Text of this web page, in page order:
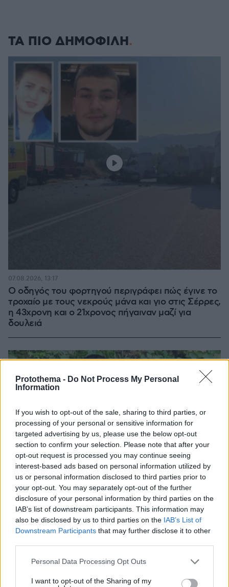
Protothema - Do Not Process My Personal
Information
If you wish to opt-out of the sale, sharing to third parties, or
processing of your personal or sensitive information for
targeted advertising by us, please use the below opt-out
section to confirm your selection. Please note that after your
opt-out request is processed you may continue seeing
interest-based ads based on personal information utilized by
us or personal information disclosed to third parties prior to
your opt-out. You may separately opt-out of the further
disclosure of your personal information by third parties on the
IAB’s list of downstream participants. This information may
also be disclosed by us to third parties on the IAB’s List of
Downstream Participants that may further disclose it to other
Please note that this website/app uses one or more Google
not limited to your visit or usage behaviour. You may click to
Personal Data Processing Opt Outs
I want to opt-out of the Sharing of my
ΤΑ ΠΙΟ ΔΗΜΟΦΙΛΗ
Ο οδηγός του φορτηγού περιγράφει πώς έγινε το
τροχαίο με τους νεκρούς μάνα και γιο στις Σέρρες,
η 43χρονη και ο 21χρονος πήγαιναν μαζί για
δουλειά
07.08.2026, 13:17